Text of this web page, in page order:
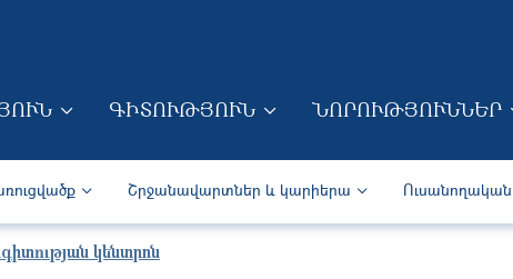
ԳԻՏՈՒԹՅՈՒՆ ՆՈՐՈՒԹՅՈՒՆՆԵՐ
(Arm)
Շրջանավարտներ և կարիերա Ուսանողական
կենտրոն